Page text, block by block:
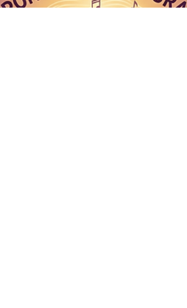
llegan a esa edad sin pensión, sin seguro